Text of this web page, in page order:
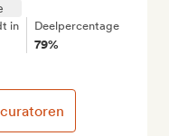
in Deelpercentage
79%